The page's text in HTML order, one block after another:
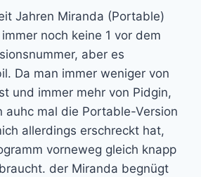
Jahren Miranda (Portable)
noch keine 1 vor dem
aber es
Da man immer weniger von
und immer mehr von Pidgin,
auhc mal die Portable-Version
allerdings erschreckt hat,
vorneweg gleich knapp
der Miranda begnügt